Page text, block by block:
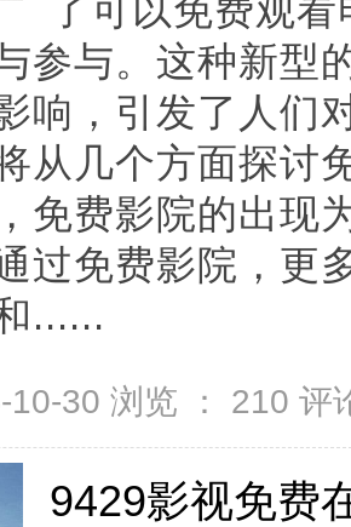
了可以免费观
参与。这种新型
响，引发了人们
从几个方面探讨
免费影院的出现
过免费影院，更
......
30 浏览 ： 210 评
9429影视免费